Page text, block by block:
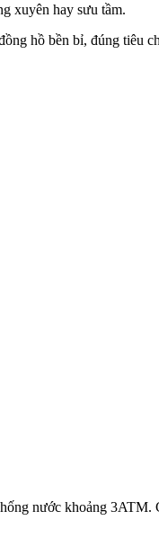
xuyên hay sưu tầm.
hồ bền bỉ, đúng tiêu
nước khoảng 3ATM.